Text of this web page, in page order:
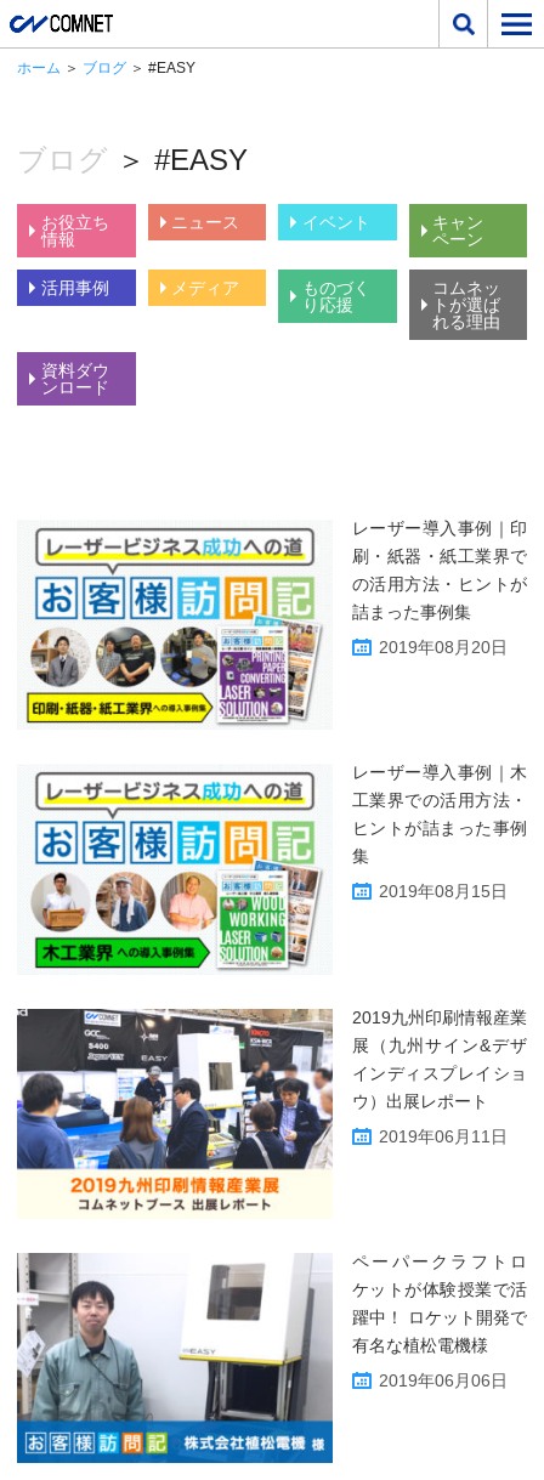
ホーム ＞ ブログ ＞ #EASY
ブログ ＞ #EASY
お役立ち
情報
ニュース イベント
キャン
ペーン
活用事例 メディア
ものづく
り応援
コムネッ
トが選ば
れる理由
資料ダウ
ンロード
レーザー導入事例｜印
刷・紙器・紙工業界で
の活用方法・ヒントが
詰まった事例集
2019年08月20日
レーザー導入事例｜木
工業界での活用方法・
ヒントが詰まった事例
集
2019年08月15日
2019九州印刷情報産業
展（九州サイン&デザ
インディスプレイショ
ウ）出展レポート
2019年06月11日
ペーパークラフトロ
ケットが体験授業で活
躍中！ ロケット開発で
有名な植松電機様
2019年06月06日